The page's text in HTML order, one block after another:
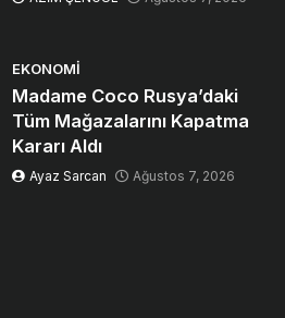
EKONOMI
Madame Coco Rusya’daki
Tüm Mağazalarını Kapatma
Kararı Aldı
Ayaz Sarcan Ağustos 7, 2026